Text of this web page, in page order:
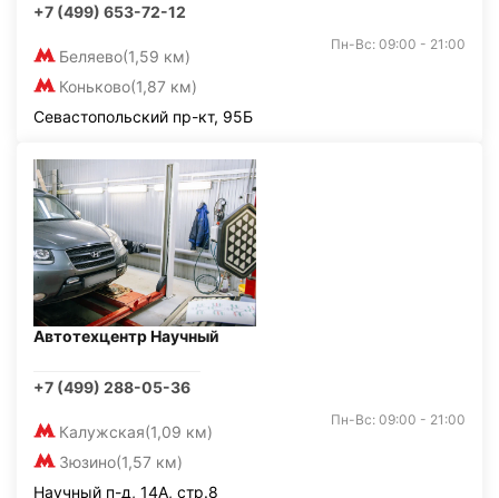
+7 (499) 653-72-12
Беляево(1,59 км)
Коньково(1,87 км)
Пн-Вс: 09:00 - 21:00
Севастопольский пр-кт, 95Б
Автотехцентр Научный
+7 (499) 288-05-36
Калужская(1,09 км)
Зюзино(1,57 км)
Пн-Вс: 09:00 - 21:00
Научный п-д, 14А, стр.8